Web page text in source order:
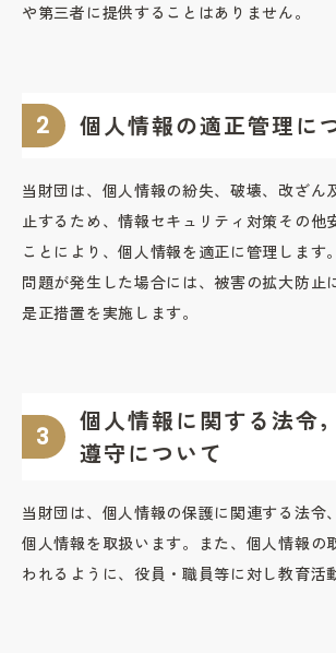
や第三者に提供することはありません。
個人情報の適正管理に
当財団は、個人情報の紛失、破壊、改ざん
止するため、情報セキュリティ対策その他
ことにより、個人情報を適正に管理します
問題が発生した場合には、被害の拡大防止
是正措置を実施します。
個人情報に関する法令
遵守について
当財団は、個人情報の保護に関連する法令
個人情報を取扱います。また、個人情報の
われるように、役員・職員等に対し教育活